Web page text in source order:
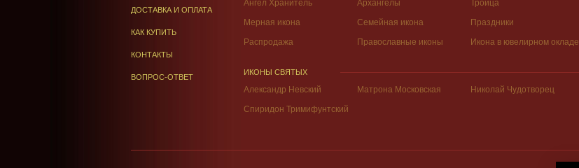
ДОСТАВКА И ОПЛАТА
КАК КУПИТЬ
КОНТАКТЫ
ВОПРОС-ОТВЕТ
Ангел Хранитель
Архангелы Троица
Мерная икона
Семейная икона Праздники
Распродажа
Православные иконы Икона в ювелирном окладе
ИКОНЫ СВЯТЫХ
Александр Невский Матрона Московская Николай Чудотворец
Спиридон Тримифунтский